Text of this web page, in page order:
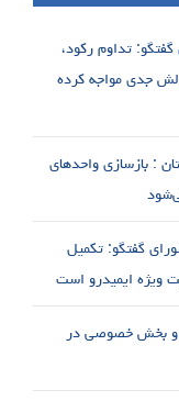
تداوم رکود،
جدی مواجه کرده
: بازسازی واحدهای
گفتگو: تکمیل
ویژه ایمیدرو است
و بخش خصوصی در